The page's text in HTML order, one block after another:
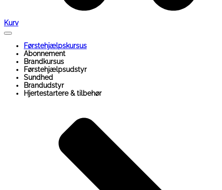
Kurv
Førstehjælpskursus
Abonnement
Brandkursus
Førstehjælpsudstyr
Sundhed
Brandudstyr
Hjertestartere & tilbehør